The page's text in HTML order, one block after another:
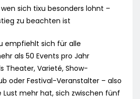
wen sich tixu besonders lohnt –
zu beachten ist
empfiehlt sich für alle
als 50 Events pro Jahr
Theater, Varieté, Show-
oder Festival-Veranstalter – also
Lust mehr hat, sich zwischen fünf